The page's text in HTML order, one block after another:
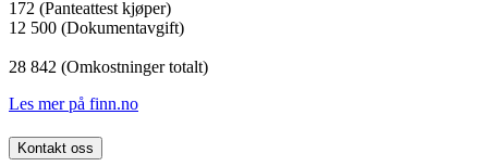
172 (Panteattest kjøper)
12 500 (Dokumentavgift)
28 842 (Omkostninger totalt)
Les mer på finn.no
Kontakt oss